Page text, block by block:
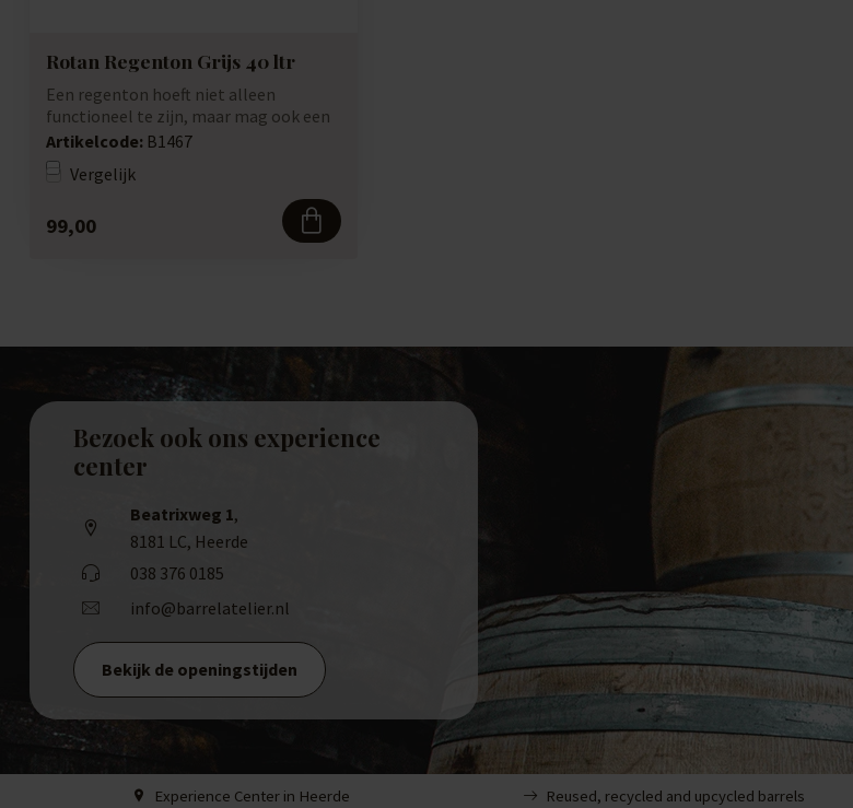
Rotan Regenton Grijs 40 ltr
Een regenton hoeft niet alleen
functioneel te zijn, maar mag ook een
stijlvolle ...
Artikelcode: B1467
Vergelijk
99,00
Bezoek ook ons experience
center
Beatrixweg 1,
8181 LC, Heerde
038 376 0185
info@barrelatelier.nl
Bekijk de openingstijden
Experience Center in Heerde Reused, recycled and upcycled barrels